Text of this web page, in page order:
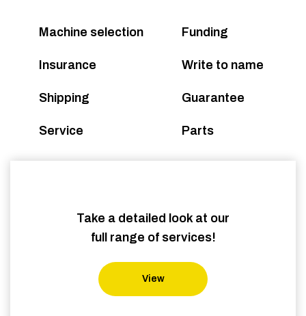
Machine selection Funding
Insurance Write to name
Shipping Guarantee
Service Parts
Take a detailed look at our
full range of services!
View